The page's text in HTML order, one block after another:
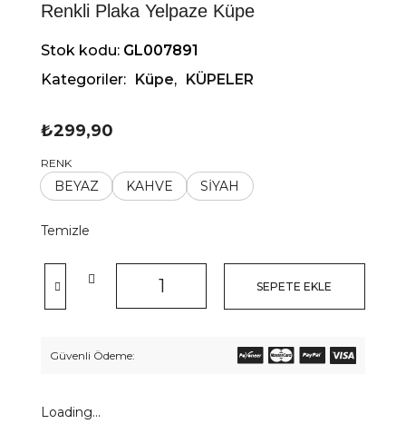
Renkli Plaka Yelpaze Küpe
Stok kodu: GL007891
Kategoriler: Küpe, KÜPELER
₺299,90
RENK
BEYAZ KAHVE SİYAH
Temizle
SEPETE EKLE
Güvenli Ödeme:
Loading...